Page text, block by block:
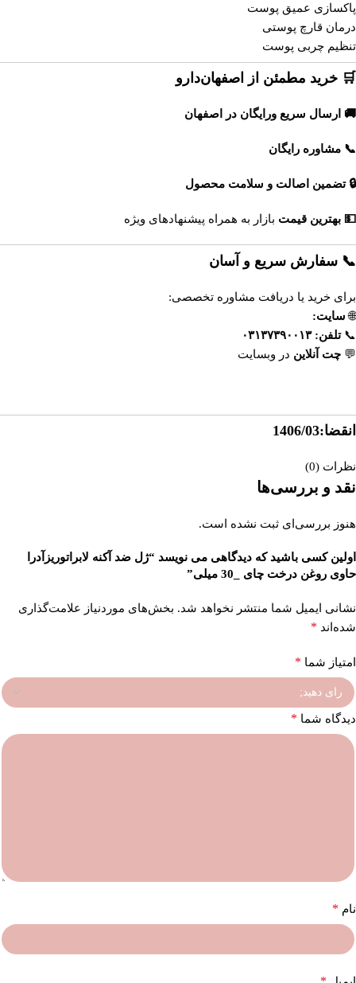
پاکسازی عمیق پوست
درمان قارچ پوستی
تنظیم چربی پوست
🛒 خرید مطمئن از اصفهان‌دارو
🚚 ارسال سریع ورایگان در اصفهان
📞 مشاوره رایگان
🔒 تضمین اصالت و سلامت محصول
💵 بهترین قیمت بازار به همراه پیشنهادهای ویژه
📞 سفارش سریع و آسان
برای خرید یا دریافت مشاوره تخصصی:
🌐سایت:
📞تلفن: ۰۳۱۳۷۳۹۰۰۱۳
💬 چت آنلاین در وبسایت
انقضا:1406/03
نظرات (0)
نقد و بررسی‌ها
هنوز بررسی‌ای ثبت نشده است.
اولین کسی باشید که دیدگاهی می نویسد “ژل ضد آکنه لابراتوریزآدرا
حاوی روغن درخت چای _30 میلی”
نشانی ایمیل شما منتشر نخواهد شد. بخش‌های موردنیاز علامت‌گذاری
شده‌اند *
امتیاز شما *
دیدگاه شما *
نام *